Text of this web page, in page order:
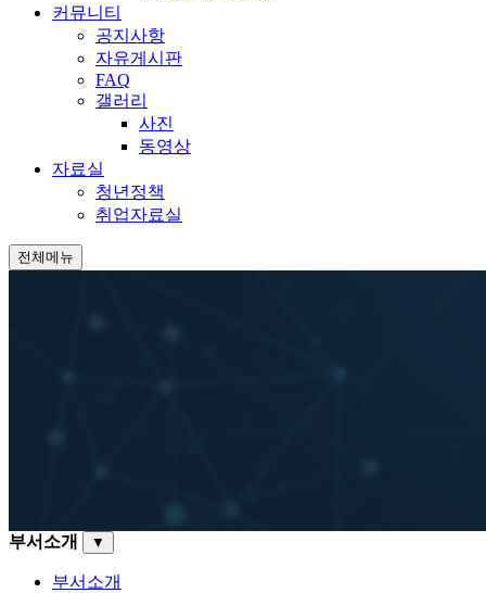
커뮤니티
공지사항
자유게시판
FAQ
갤러리
사진
동영상
자료실
청년정책
취업자료실
전체메뉴
부서소개 ▼
부서소개